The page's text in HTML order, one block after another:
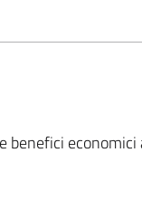
benefici economici